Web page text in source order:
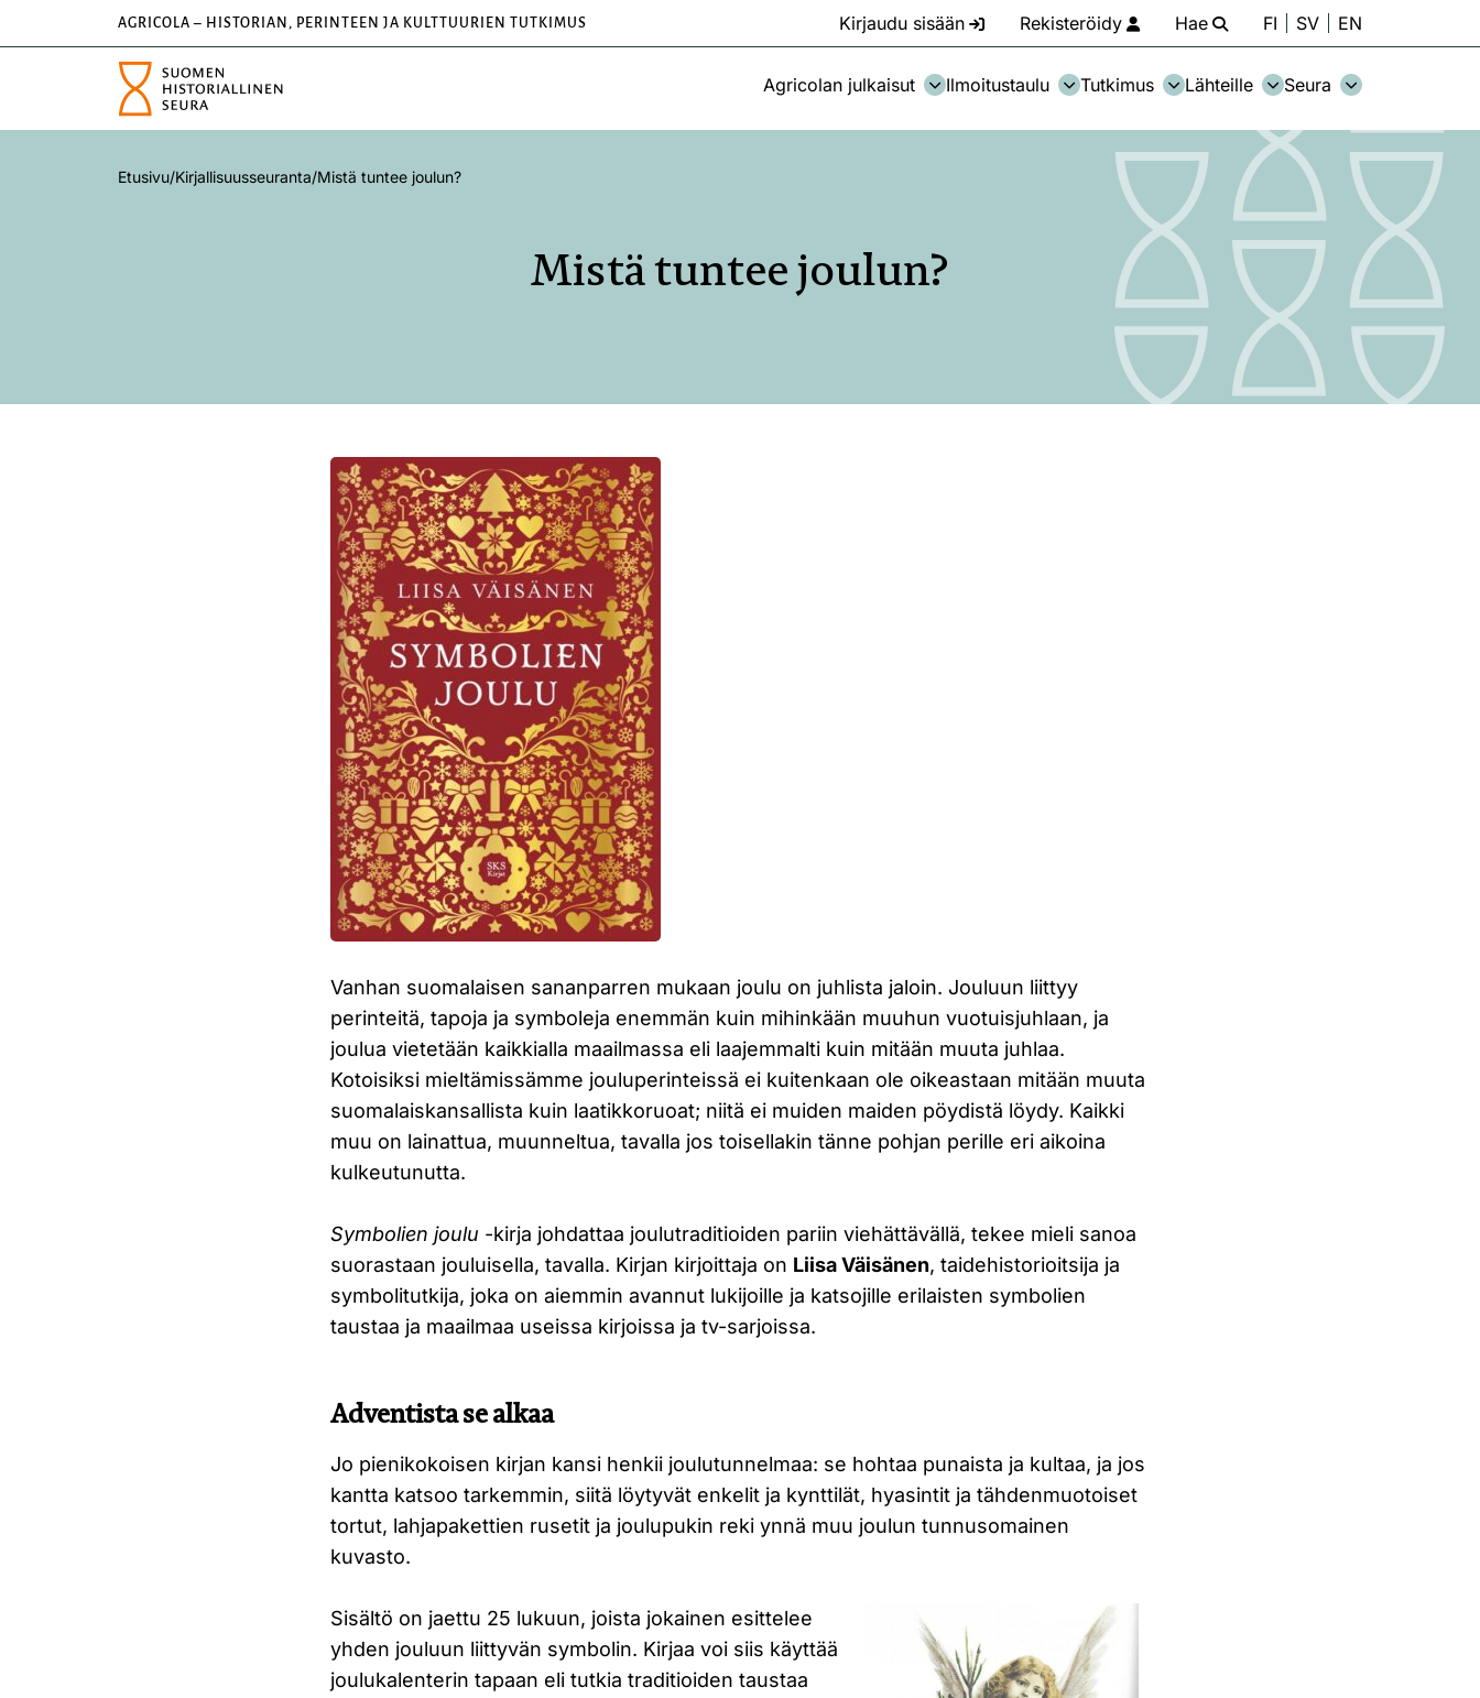
AGRICOLA – HISTORIAN, PERINTEEN JA KULTTUURIEN TUTKIMUS Kirjaudu sisään Rekisteröidy Hae FI SV EN
Agricolan julkaisut Ilmoitustaulu Tutkimus Lähteille Seura
Etusivu/Kirjallisuusseuranta/Mistä tuntee joulun?
Mistä tuntee joulun?
Vanhan suomalaisen sananparren mukaan joulu on juhlista jaloin. Jouluun liittyy
perinteitä, tapoja ja symboleja enemmän kuin mihinkään muuhun vuotuisjuhlaan, ja
joulua vietetään kaikkialla maailmassa eli laajemmalti kuin mitään muuta juhlaa.
Kotoisiksi mieltämissämme jouluperinteissä ei kuitenkaan ole oikeastaan mitään muuta
suomalaiskansallista kuin laatikkoruoat; niitä ei muiden maiden pöydistä löydy. Kaikki
muu on lainattua, muunneltua, tavalla jos toisellakin tänne pohjan perille eri aikoina
kulkeutunutta.
Symbolien joulu -kirja johdattaa joulutraditioiden pariin viehättävällä, tekee mieli sanoa
suorastaan jouluisella, tavalla. Kirjan kirjoittaja on Liisa Väisänen, taidehistorioitsija ja
symbolitutkija, joka on aiemmin avannut lukijoille ja katsojille erilaisten symbolien
taustaa ja maailmaa useissa kirjoissa ja tv-sarjoissa.
Adventista se alkaa
Jo pienikokoisen kirjan kansi henkii joulutunnelmaa: se hohtaa punaista ja kultaa, ja jos
kantta katsoo tarkemmin, siitä löytyvät enkelit ja kynttilät, hyasintit ja tähdenmuotoiset
tortut, lahjapakettien rusetit ja joulupukin reki ynnä muu joulun tunnusomainen
kuvasto.
Sisältö on jaettu 25 lukuun, joista jokainen esittelee
yhden jouluun liittyvän symbolin. Kirjaa voi siis käyttää
joulukalenterin tapaan eli tutkia traditioiden taustaa